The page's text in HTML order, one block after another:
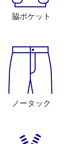
脇ポケット
ノータック